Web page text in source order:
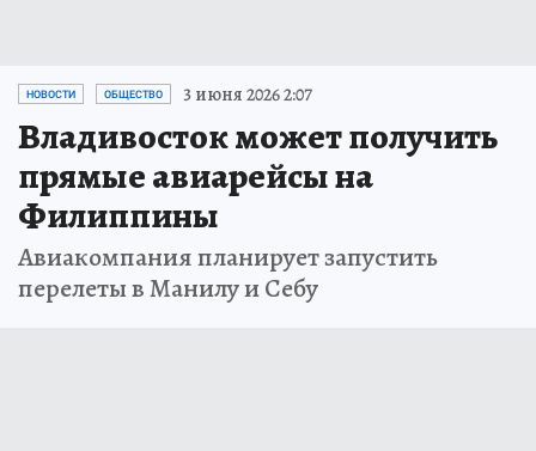
НОВОСТИ ОБЩЕСТВО 3 июня 2026 2:07
Владивосток может получить
прямые авиарейсы на
Филиппины
Авиакомпания планирует запустить
перелеты в Манилу и Себу